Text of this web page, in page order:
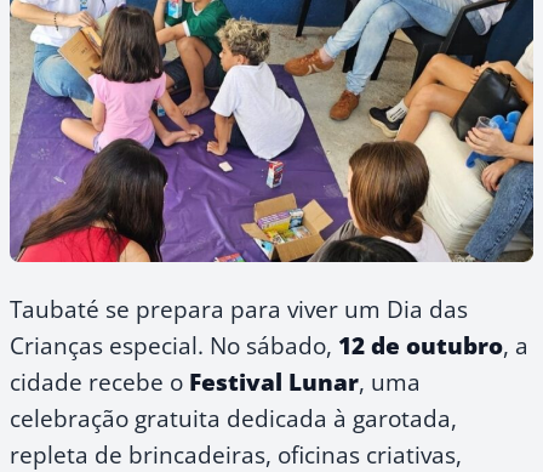
Taubaté se prepara para viver um Dia das
Crianças especial. No sábado, 12 de outubro, a
cidade recebe o Festival Lunar, uma
celebração gratuita dedicada à garotada,
repleta de brincadeiras, oficinas criativas,